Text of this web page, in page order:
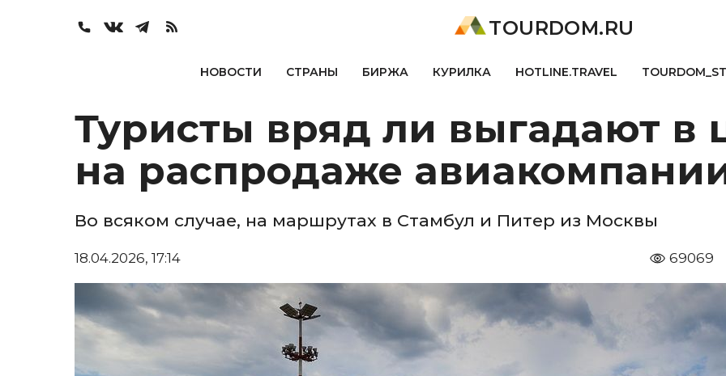
TOURDOM.RU
НОВОСТИ СТРАНЫ БИРЖА КУРИЛКА HOTLINE.TRAVEL
Туристы вряд ли выгадают в
на распродаже
Во всяком случае, на маршрутах в Стамбул и Питер из Москвы
18.04.2026, 17:14 69069